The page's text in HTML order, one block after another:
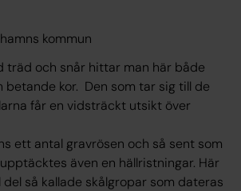
kommun
träd och snår hittar man här både
betande kor. Den som tar sig till de
får en vidsträckt utsikt över
ett antal gravrösen och så sent som
även en hällristningar. Här
så kallade skålgropar som dateras